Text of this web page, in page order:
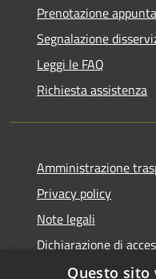
Prenotazione
Segnalazione
Leggi le FAQ
Richiesta assistenza
Amministrazione
Privacy policy
Note legali
Dichiarazione di
Questo sito